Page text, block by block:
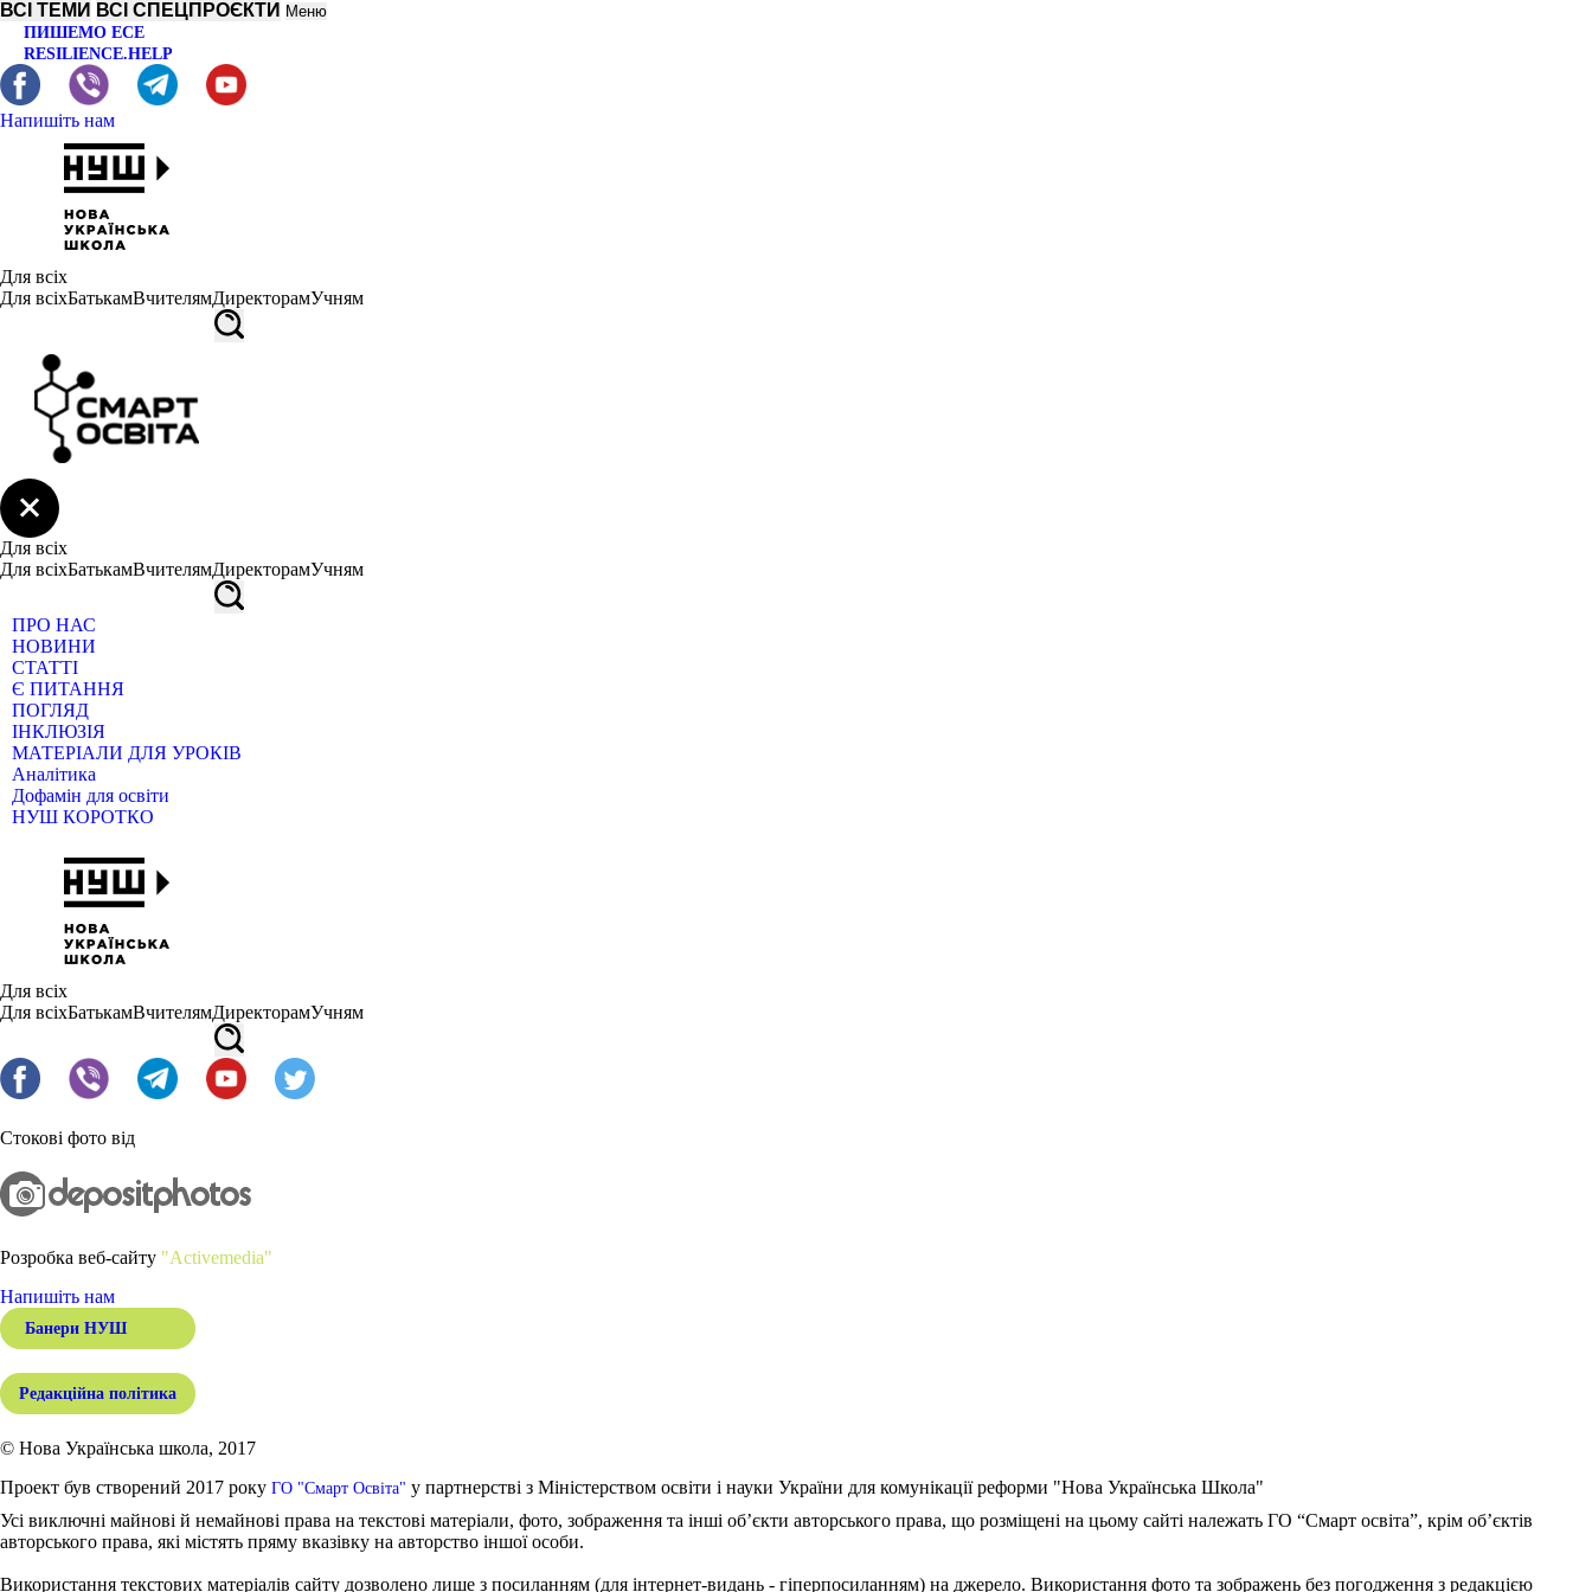
ВСІ ТЕМИ ВСІ СПЕЦПРОЄКТИ Меню
ПИШЕМО ЕСЕ
RESILIENCE.HELP
Напишіть нам
Для всіх
Для всіхБатькамВчителямДиректорамУчням
Для всіх
Для всіхБатькамВчителямДиректорамУчням
ПРО НАС
НОВИНИ
СТАТТІ
Є ПИТАННЯ
ПОГЛЯД
ІНКЛЮЗІЯ
МАТЕРІАЛИ ДЛЯ УРОКІВ
Аналітика
Дофамін для освіти
НУШ КОРОТКО
Для всіх
Для всіхБатькамВчителямДиректорамУчням
Стокові фото від
Розробка веб-сайту "Activemedia"
Напишіть нам
Банери НУШ
Редакційна політика
© Нова Українська школа, 2017
Проект був створений 2017 року ГО "Смарт Освіта" у партнерстві з Міністерством освіти і науки України для комунікації реформи "Нова Українська Школа"
Усі виключні майнові й немайнові права на текстові матеріали, фото, зображення та інші об’єкти авторського права, що розміщені на цьому сайті належать ГО “Смарт освіта”, крім об’єктів
авторського права, які містять пряму вказівку на авторство іншої особи.
Використання текстових матеріалів сайту дозволено лише з посиланням (для інтернет-видань - гіперпосиланням) на джерело. Використання фото та зображень без погодження з редакцією